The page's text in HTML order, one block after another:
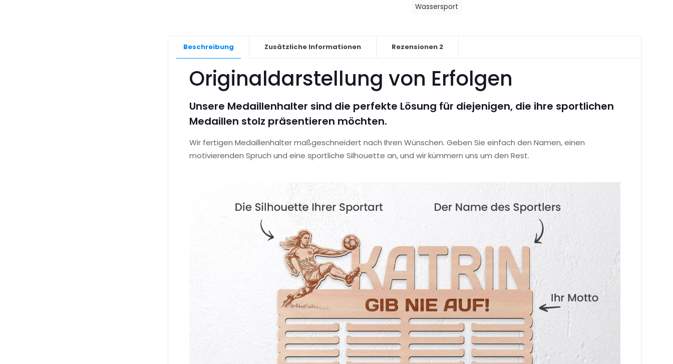
Menge
Wassersport
Beschreibung Zusätzliche Informationen Rezensionen 2
Originaldarstellung von Erfolgen
Unsere Medaillenhalter sind die perfekte Lösung für diejenigen, die ihre sportlichen
Medaillen stolz präsentieren möchten.
Wir fertigen Medaillenhalter maßgeschneidert nach Ihren Wünschen. Geben Sie einfach den Namen, einen
motivierenden Spruch und eine sportliche Silhouette an, und wir kümmern uns um den Rest.